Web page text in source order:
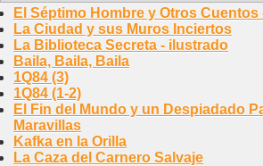
El Séptimo Hombre y Otros Cuentos
La Ciudad y sus Muros Inciertos
La Biblioteca Secreta - ilustrado
Baila, Baila, Baila
1Q84 (3)
1Q84 (1-2)
El Fin del Mundo y un Despiadado
Maravillas
Kafka en la Orilla
La Caza del Carnero Salvaje